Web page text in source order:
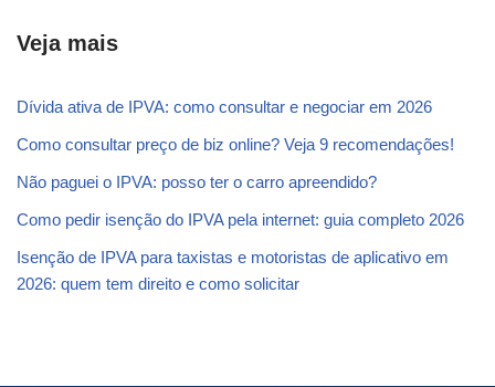
Veja mais
Dívida ativa de IPVA: como consultar e negociar em 2026
Como consultar preço de biz online? Veja 9 recomendações!
Não paguei o IPVA: posso ter o carro apreendido?
Como pedir isenção do IPVA pela internet: guia completo 2026
Isenção de IPVA para taxistas e motoristas de aplicativo em
2026: quem tem direito e como solicitar